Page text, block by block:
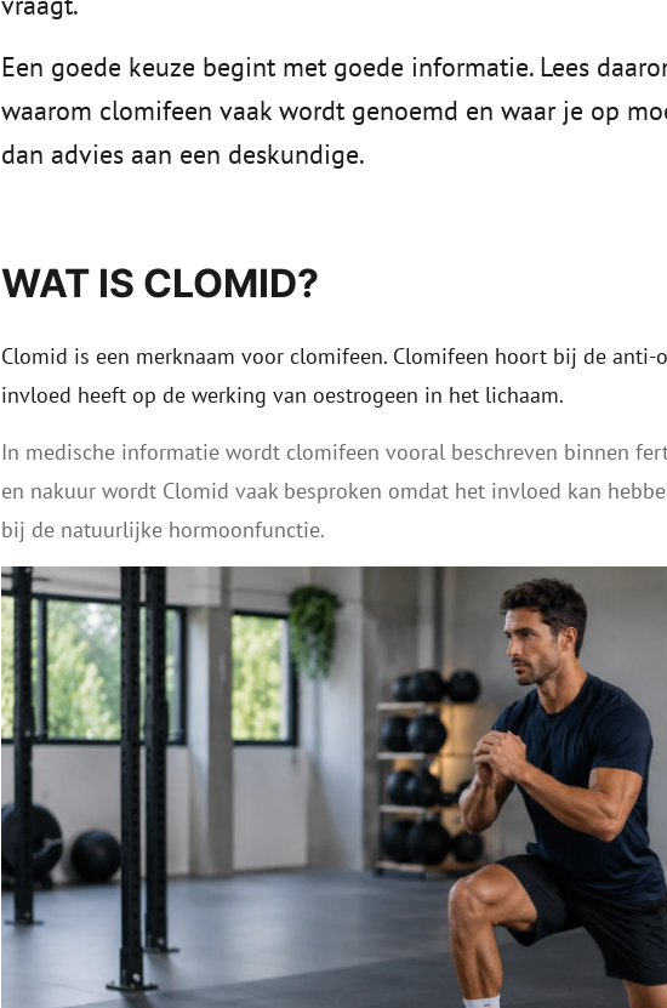
Een goede keuze begint met goede informatie. Lees
waarom clomifeen vaak wordt genoemd en waar je op
dan advies aan een deskundige.
WAT IS CLOMID?
Clomid is een merknaam voor clomifeen. Clomifeen hoort bij de anti-
invloed heeft op de werking van oestrogeen in het lichaam.
In medische informatie wordt clomifeen vooral beschreven binnen
en nakuur wordt Clomid vaak besproken omdat het invloed kan
bij de natuurlijke hormoonfunctie.